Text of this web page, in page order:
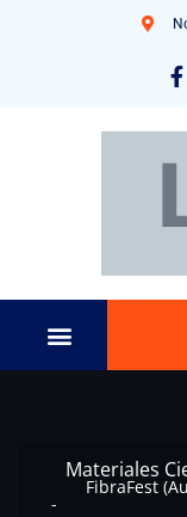
Materiales
FibraFest